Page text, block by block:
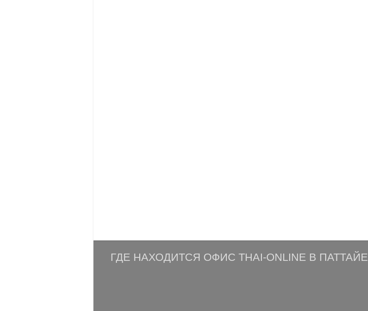
ГДЕ НАХОДИТСЯ ОФИС THAI-ONLINE В ПАТТАЙЕ